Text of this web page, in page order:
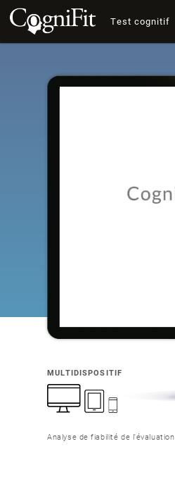
Test cognitif
MULTIDISPOSITIF
Analyse de fiabilité de l'évaluation